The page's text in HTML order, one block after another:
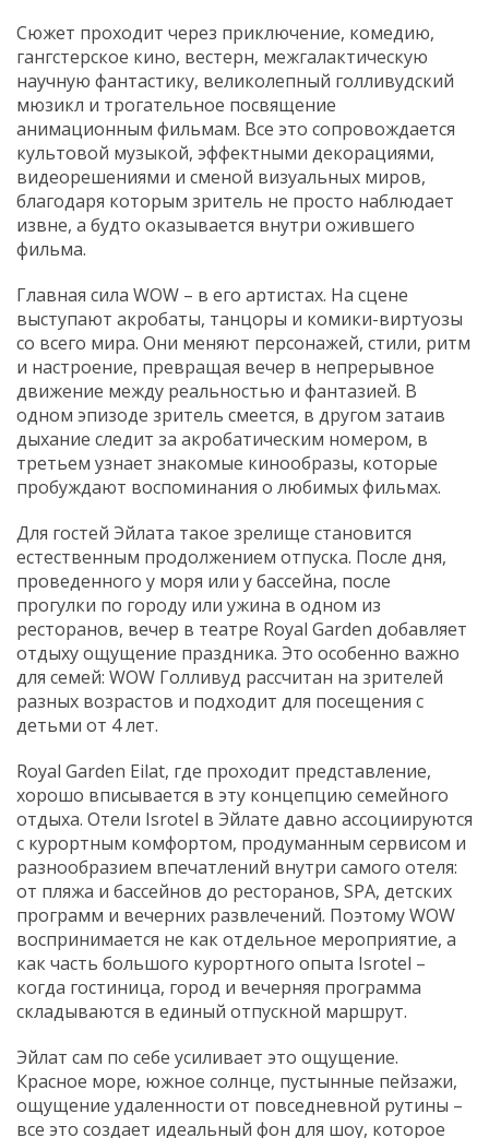
Сюжет проходит через приключение, комедию,
гангстерское кино, вестерн, межгалактическую
научную фантастику, великолепный голливудский
мюзикл и трогательное посвящение
анимационным фильмам. Все это сопровождается
культовой музыкой, эффектными декорациями,
видеорешениями и сменой визуальных миров,
благодаря которым зритель не просто наблюдает
извне, а будто оказывается внутри ожившего
фильма.
Главная сила WOW – в его артистах. На сцене
выступают акробаты, танцоры и комики-виртуозы
со всего мира. Они меняют персонажей, стили, ритм
и настроение, превращая вечер в непрерывное
движение между реальностью и фантазией. В
одном эпизоде зритель смеется, в другом затаив
дыхание следит за акробатическим номером, в
третьем узнает знакомые кинообразы, которые
пробуждают воспоминания о любимых фильмах.
Для гостей Эйлата такое зрелище становится
естественным продолжением отпуска. После дня,
проведенного у моря или у бассейна, после
прогулки по городу или ужина в одном из
ресторанов, вечер в театре Royal Garden добавляет
отдыху ощущение праздника. Это особенно важно
для семей: WOW Голливуд рассчитан на зрителей
разных возрастов и подходит для посещения с
детьми от 4 лет.
Royal Garden Eilat, где проходит представление,
хорошо вписывается в эту концепцию семейного
отдыха. Отели Isrotel в Эйлате давно ассоциируются
с курортным комфортом, продуманным сервисом и
разнообразием впечатлений внутри самого отеля:
от пляжа и бассейнов до ресторанов, SPA, детских
программ и вечерних развлечений. Поэтому WOW
воспринимается не как отдельное мероприятие, а
как часть большого курортного опыта Isrotel –
когда гостиница, город и вечерняя программа
складываются в единый отпускной маршрут.
Эйлат сам по себе усиливает это ощущение.
Красное море, южное солнце, пустынные пейзажи,
ощущение удаленности от повседневной рутины –
все это создает идеальный фон для шоу, которое